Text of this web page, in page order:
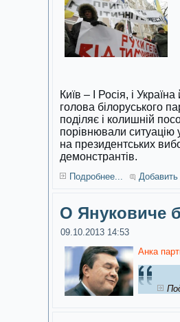
Київ – І Росія, і
голова білоруського
поділяє і колишній
порівнювали ситуацію
на президентських
демонстрантів.
Подробнее...
О Януковиче
09.10.2013 14:53
Анка